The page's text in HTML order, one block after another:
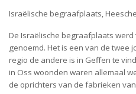
Israëlische begraafplaats,
De Israëlische begraafplaats
genoemd. Het is een van de twee
regio de andere is in Geffen te
in Oss woonden waren allemaal
de oprichters van de fabrieken